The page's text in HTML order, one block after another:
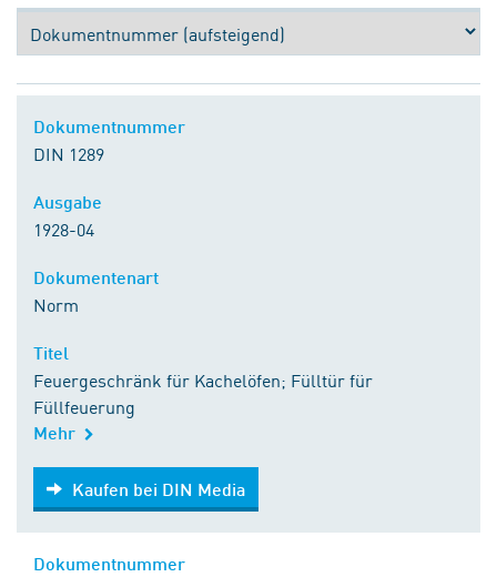
DIN 1289
1928-04
Norm
Feuergeschränk für Kachelöfen; Fülltür für
Füllfeuerung
Mehr
Kaufen bei DIN Media
Kaufen bei DIN Media